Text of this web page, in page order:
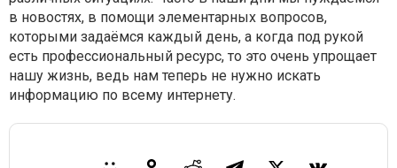
в новостях, в помощи элементарных вопросов,
которыми задаёмся каждый день, а когда под рукой
есть профессиональный ресурс, то это очень упрощает
нашу жизнь, ведь нам теперь не нужно искать
информацию по всему интернету.